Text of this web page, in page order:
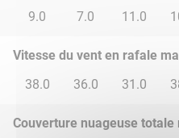
9.0
7.0 11.0
Vitesse du vent en rafale
38.0
36.0 31.0
Couverture nuageuse totale